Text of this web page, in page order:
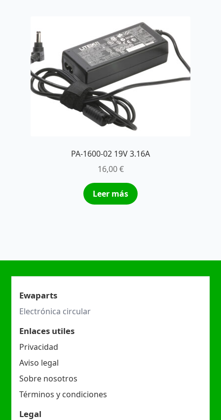
PA-1600-02 19V 3.16A
16,00€
Leer más
Ewaparts
Electrónica circular
Enlaces utiles
Privacidad
Aviso legal
Sobre nosotros
Términos y condiciones
Legal